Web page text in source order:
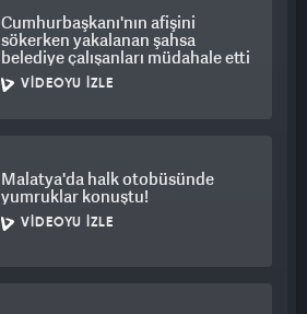
Cumhurbaşkanı'nın afişini
sökerken yakalanan şahsa
belediye çalışanları müdahale etti
VIDEOYU İZLE
Malatya'da halk otobüsünde
yumruklar konuştu!
VIDEOYU İZLE